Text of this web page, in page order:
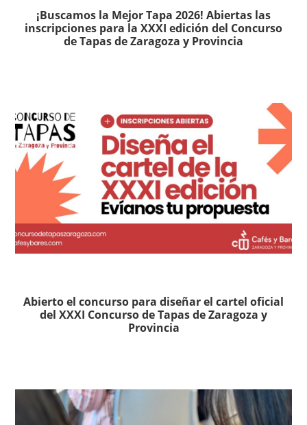
¡Buscamos la Mejor Tapa 2026! Abiertas las
inscripciones para la XXXI edición del Concurso
de Tapas de Zaragoza y Provincia
Abierto el concurso para diseñar el cartel oficial
del XXXI Concurso de Tapas de Zaragoza y
Provincia